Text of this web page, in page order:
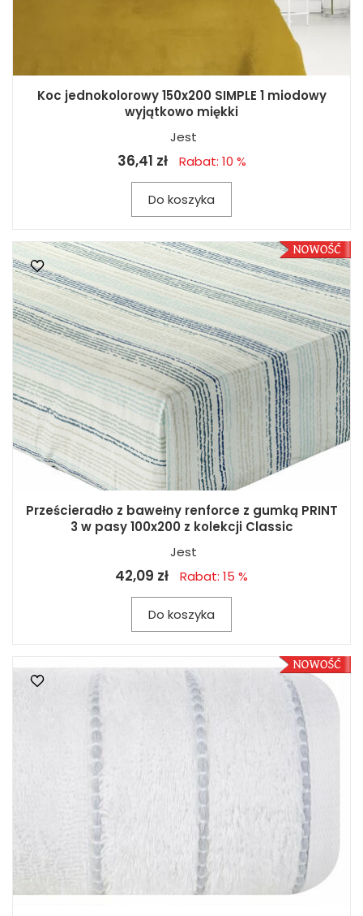
Koc jednokolorowy 150x200 SIMPLE 1 miodowy
wyjątkowo miękki
Jest
36,41 zł Rabat: 10 %
Do koszyka
Prześcieradło z bawełny renforce z gumką PRINT
3 w pasy 100x200 z kolekcji Classic
Jest
42,09 zł Rabat: 15 %
Do koszyka